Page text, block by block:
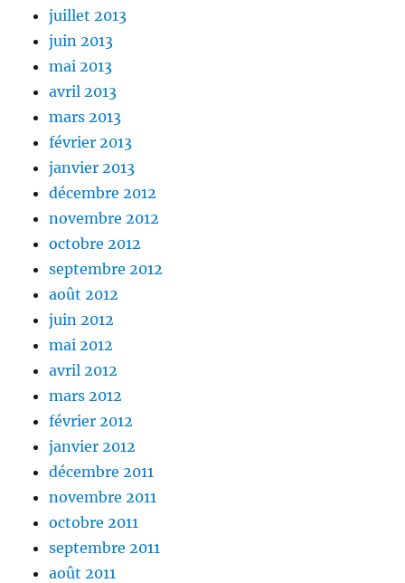
juillet 2013
juin 2013
mai 2013
avril 2013
mars 2013
février 2013
janvier 2013
décembre 2012
novembre 2012
octobre 2012
septembre 2012
août 2012
juin 2012
mai 2012
avril 2012
mars 2012
février 2012
janvier 2012
décembre 2011
novembre 2011
octobre 2011
septembre 2011
août 2011